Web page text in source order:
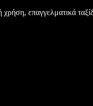
επαγγελματικά